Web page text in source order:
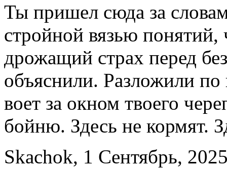
Ты пришел сюда за
стройной вязью понятий,
дрожащий страх перед
объяснили. Разложили
воет за окном твоего
бойню. Здесь не кормят.
Skachok, 1 Сентябрь,